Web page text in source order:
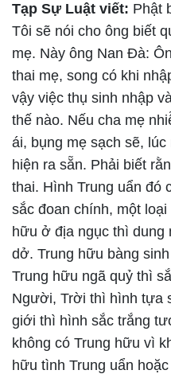
Tạp Sự Luật viết: Phật
Tôi sẽ nói cho ông biết
mẹ. Này ông Nan Đà:
thai mẹ, song có khi
vậy việc thụ sinh nhập
thế nào. Nếu cha mẹ
ái, bụng mẹ sạch sẽ,
hiện ra sẵn. Phải biết
thai. Hình Trung uẩn đó
sắc đoan chính, một
hữu ở địa ngục thì dung
dở. Trung hữu bàng
Trung hữu ngã quỷ thì
Người, Trời thì hình tựa
giới thì hình sắc trắng
không có Trung hữu vì
hữu tình Trung uẩn